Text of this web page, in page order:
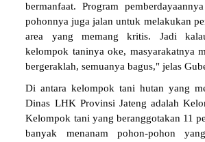
bermanfaat. Program
pohonnya juga jalan untuk melakukan
area yang memang kritis. Jadi
kelompok taninya oke, masyarakatnya
bergeraklah, semuanya bagus," jelas
Di antara kelompok tani hutan yang
Dinas LHK Provinsi Jateng adalah
Kelompok tani yang beranggotakan 11
banyak menanam pohon-pohon